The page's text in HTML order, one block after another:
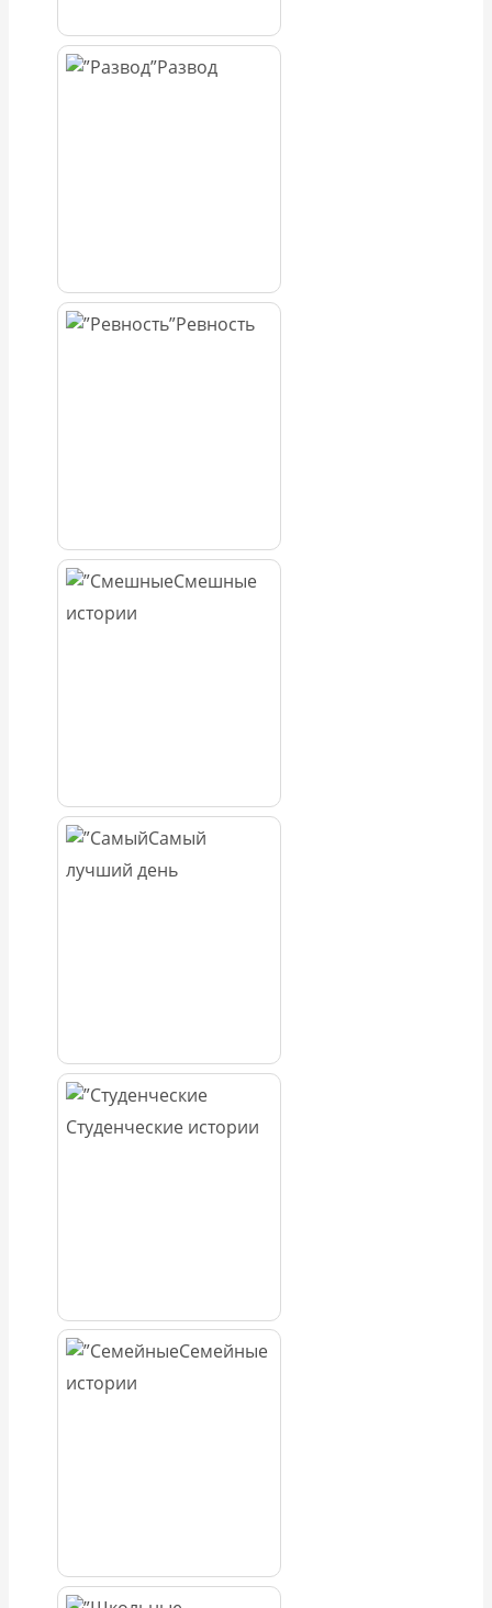
Развод
Ревность
Смешные
истории
Самый
лучший день
Студенческие истории
Семейные
истории